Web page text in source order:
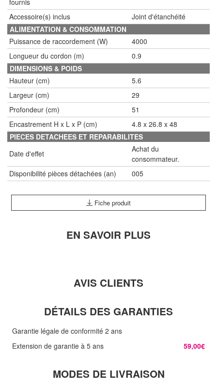
Accessoire(s) inclus
Joint d'étanchéité
ALIMENTATION & CONSOMMATION
Puissance de raccordement (W)
4000
Longueur du cordon (m)
0.9
DIMENSIONS & POIDS
Hauteur (cm)
5.6
Largeur (cm)
29
Profondeur (cm)
51
Encastrement H x L x P (cm)
4.8 x 26.8 x 48
PIECES DETACHEES ET REPARABILITES
Date d'effet
Achat du
consommateur.
Disponibilité pièces détachées (an)
005
Fiche produit
EN SAVOIR PLUS
AVIS CLIENTS
DÉTAILS DES GARANTIES
Garantie légale de conformité 2 ans
Extension de garantie à 5 ans
59,00€
MODES DE LIVRAISON